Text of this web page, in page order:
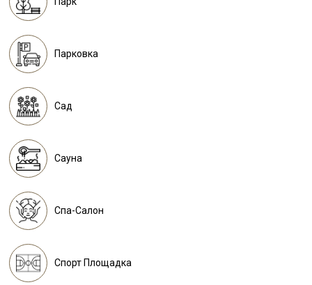
Парковка
Сад
Сауна
Спа-Салон
Спорт Площадка